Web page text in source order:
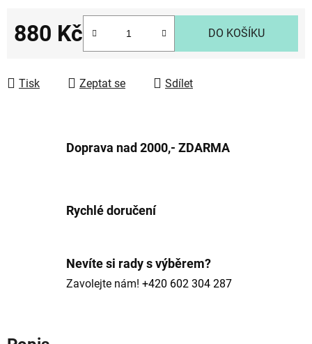
880 Kč DO KOŠÍKU
Tisk Zeptat se Sdílet
Doprava nad 2000,- ZDARMA
Rychlé doručení
Nevíte si rady s výběrem?
Zavolejte nám! +420 602 304 287